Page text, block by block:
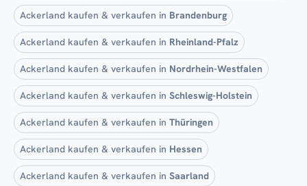
Ackerland kaufen & verkaufen in Brandenburg
Ackerland kaufen & verkaufen in Rheinland-Pfalz
Ackerland kaufen & verkaufen in Nordrhein-Westfalen
Ackerland kaufen & verkaufen in Schleswig-Holstein
Ackerland kaufen & verkaufen in Thüringen
Ackerland kaufen & verkaufen in Hessen
Ackerland kaufen & verkaufen in Saarland